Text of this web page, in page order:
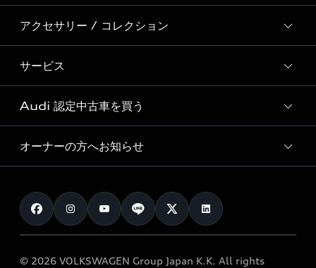
Audi Sport
Formula 1®
デジタルサービス
新車在庫検索
試乗車・展示車検索
見積り依頼
試乗予約
モデル一覧
特別仕様モデル / 限定モデル
e-tronラインアップ
価格シミュレーション
車両比較
カタログ一覧
アクセサリー / コレクション
純正アクセサリー
オンラインショップ
Audi collection
アウディナビアプリ
サービス
サービス入庫予約
サービスプログラム
メンテナンス
車検 / 定期点検
e-tronアフターサポート
Audi 認定中古車を買う
Audi認定中古車
クオリティ
保証
メンテナンス
オーナーの方へお知らせ
お知らせ
オーナー様向けキャンペーン
© 2026 VOLKSWAGEN Group Japan K.K. All rights